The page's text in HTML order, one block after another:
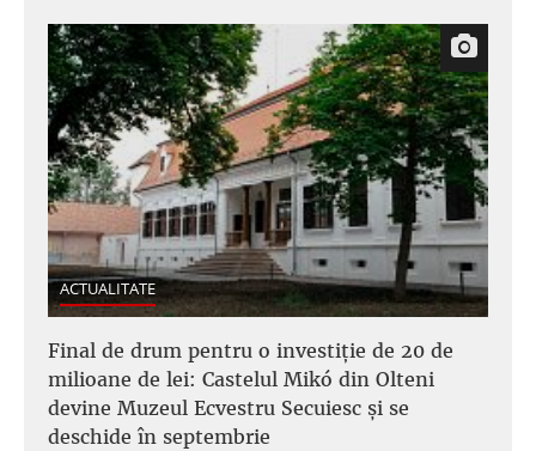
ACTUALITATE
Final de drum pentru o investiție de 20 de
milioane de lei: Castelul Mikó din Olteni
devine Muzeul Ecvestru Secuiesc și se
deschide în septembrie